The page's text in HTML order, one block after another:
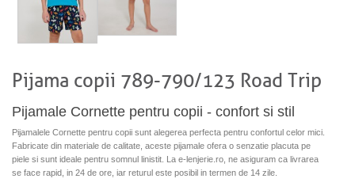
Pijama copii 789-790/123 Road Trip
Pijamale Cornette pentru copii - confort si stil
Pijamalele Cornette pentru copii sunt alegerea perfecta pentru confortul celor mici.
Fabricate din materiale de calitate, aceste pijamale ofera o senzatie placuta pe
piele si sunt ideale pentru somnul linistit. La e-lenjerie.ro, ne asiguram ca livrarea
se face rapid, in 24 de ore, iar returul este posibil in termen de 14 zile.